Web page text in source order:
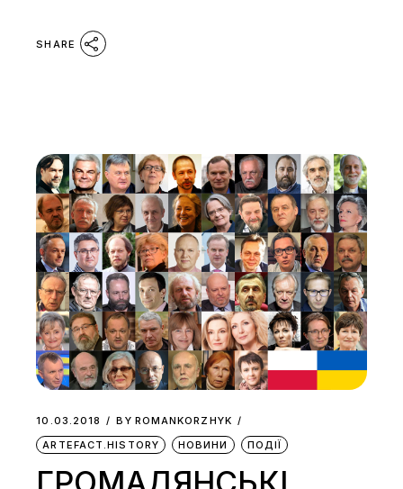
SHARE
10.03.2018 BY ROMANKORZHYK
ARTEFACT.HISTORY
НОВИНИ ПОДІЇ